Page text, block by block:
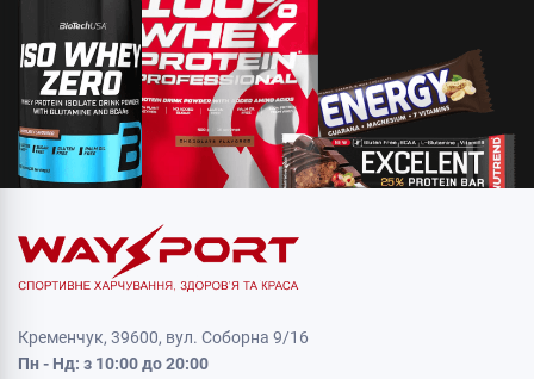
Кременчук, 39600, вул. Соборна 9/16
Пн - Нд: з 10:00 до 20:00